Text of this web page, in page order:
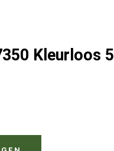
Kleurloos 5